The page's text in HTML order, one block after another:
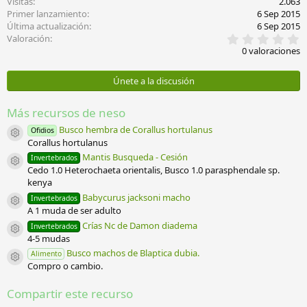
c
i
o
n
:
Primer lanzamiento
6 Sep 2015
Última actualización
6 Sep 2015
Valoración
,
0
0
s
0 valoraciones
Únete a la discusión
Más recursos de neso
Icono del recurso
Ofidios Busco hembra de Corallus hortulanus
Corallus hortulanus
Icono del recurso
Invertebrados Mantis Busqueda - Cesión
Cedo 1.0 Heterochaeta orientalis, Busco 1.0 parasphendale sp.
kenya
Icono del recurso
Invertebrados Babycurus jacksoni macho
A 1 muda de ser adulto
Icono del recurso
Invertebrados Crías Nc de Damon diadema
4-5 mudas
Icono del recurso
Alimento Busco machos de Blaptica dubia.
Compro o cambio.
Compartir este recurso